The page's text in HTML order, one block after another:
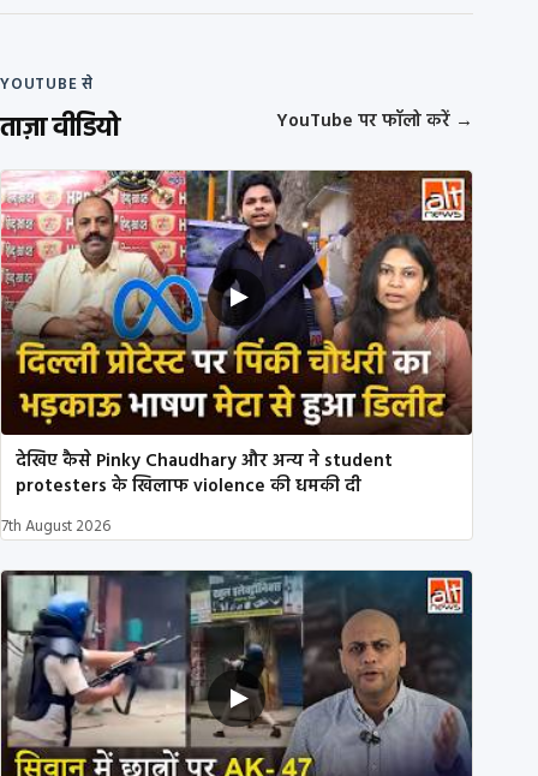
YOUTUBE से
ताज़ा वीडियो YouTube पर फॉलो करें →
देखिए कैसे Pinky Chaudhary और अन्य ने student
protesters के खिलाफ violence की धमकी दी
7th August 2026